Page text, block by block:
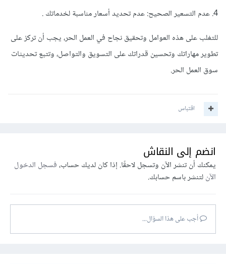
4. عدم التسعير الصحيح: عدم تحديد أسعار مناسبة لخدماتك .
للتغلب على هذه العوامل وتحقيق نجاح في العمل الحر، يجب أن تركز على
تطوير مهاراتك وتحسين قدراتك على التسويق والتواصل، وتتبع تحديثات
سوق العمل الحر.
اقتباس
انضم إلى النقاش
يمكنك أن تنشر الآن وتسجل لاحقًا. إذا كان لديك حساب،فسجل الدخول
الآنلتنشر باسم حسابك.
أجب على هذا السؤال...